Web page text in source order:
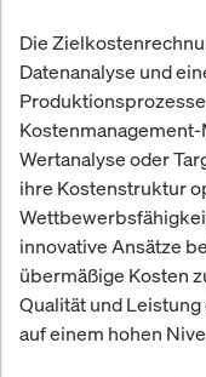
Die
Datenanalyse und
Wertanalyse oder
ihre Kostenstruktur
innovative Ansätze
übermäßige Kosten
Qualität und
auf einem hohen